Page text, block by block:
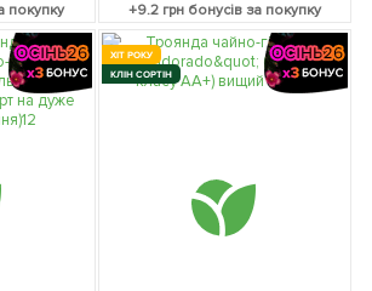
покупку +9.2грн бонусів за покупку
ХІТ РОКУ
КЛІН СОРТІН